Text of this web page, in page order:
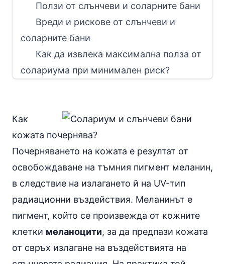
Ползи от слънчеви и соларните бани
Вреди и рискове от слънчеви и
соларните бани
Как да извлека максимална полза от
солариума при минимален риск?
Как
кожата почернява?
Почерняването на кожата е резултат от
освобождаване на тъмния пигмент меланин,
в следствие на излагането й на UV-тип
радиационни въздействия. Меланинът е
пигмент, който се произвежда от кожните
клетки меланоцити, за да предпази кожата
от свръх излагане на въздействията на